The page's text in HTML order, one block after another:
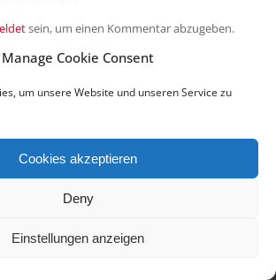
Manage Cookie Consent
um unsere Website und unseren Service zu
Cookies akzeptieren
Deny
Einstellungen anzeigen
sein, um einen Kommentar abzugeben.
- mediendesign. Alle Rechte vorbehalten.